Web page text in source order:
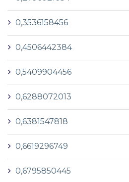
0,3536158456
0,4506442384
0,5409904456
0,6288072013
0,6381547818
0,6619296749
0,6795850445